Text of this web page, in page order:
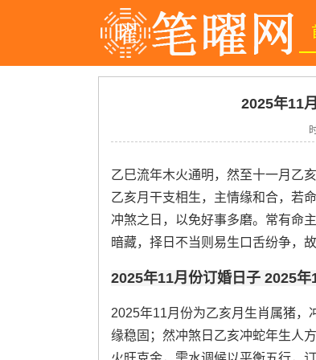
2025年11
乙巳流年木火通明，然至十一月乙
乙亥月干支相生，主情缘和合，若
冲煞之日，以免好事多磨。常有命
暗藏，择日不当则易生口舌纷争，
2025年11月份订婚日子 2025年
2025年11月份为乙亥月生肖属猪，
缘稳固；然冲煞日乙亥冲蛇年生人